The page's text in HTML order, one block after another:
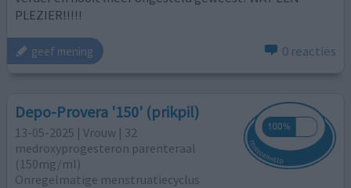
PLEZIER!!!!!
geef mening 0 reacties
Depo-Provera '150' (prikpil)
13-05-2025 | Vrouw | 32
medroxyprogesteron parenteraal
(150mg/ml)
Onregelmatige menstruatiecyclus